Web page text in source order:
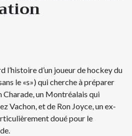
l’histoire d’un joueur de hockey du
le «s») qui cherche à préparer
Charade, un Montréalais qui
Vachon, et de Ron Joyce, un ex-
doué pour le